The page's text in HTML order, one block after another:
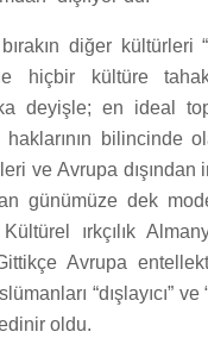
diğer
hiçbir kültüre
deyişle; en ideal
bilincinde
ve Avrupa
günümüze dek
ırkçılık
Avrupa
“dışlayıcı”
oldu.